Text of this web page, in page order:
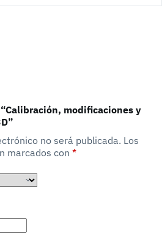
modificaciones y
no será publicada. Los
marcados con *